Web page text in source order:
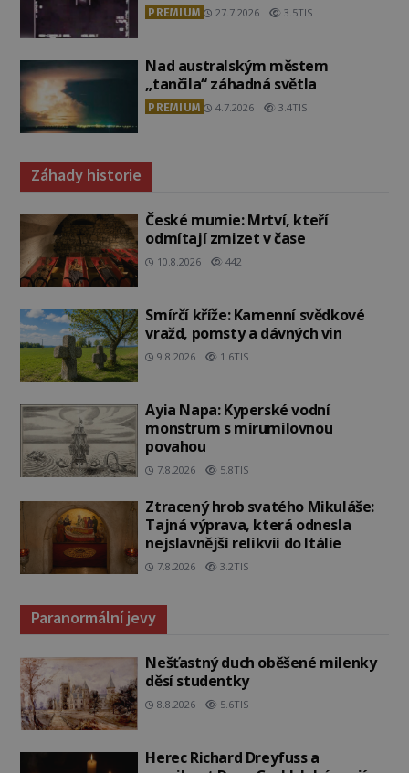
PREMIUM 27.7.2026 3.5TIS
Nad australským městem
„tančila“ záhadná světla
PREMIUM 4.7.2026 3.4TIS
Záhady historie
České mumie: Mrtví, kteří
odmítají zmizet v čase
10.8.2026 442
Smírčí kříže: Kamenní svědkové
vražd, pomsty a dávných vin
9.8.2026 1.6TIS
Ayia Napa: Kyperské vodní
monstrum s mírumilovnou
povahou
7.8.2026 5.8TIS
Ztracený hrob svatého Mikuláše:
Tajná výprava, která odnesla
nejslavnější relikvii do Itálie
7.8.2026 3.2TIS
Paranormální jevy
Nešťastný duch oběšené milenky
děsí studentky
8.8.2026 5.6TIS
Herec Richard Dreyfuss a